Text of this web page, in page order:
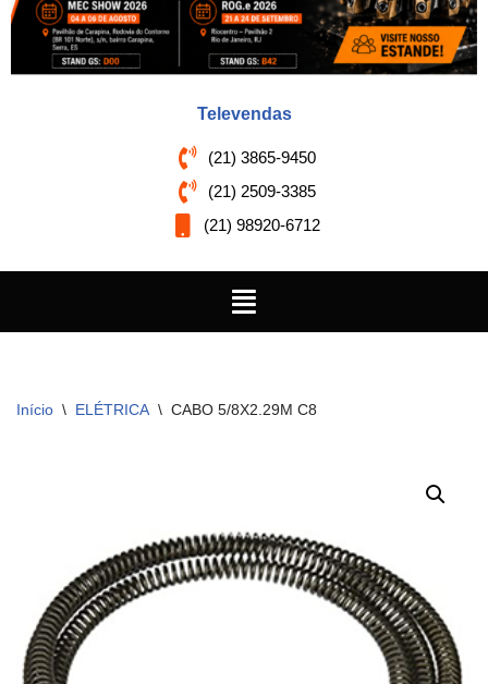
Televendas
(21) 3865-9450
(21) 2509-3385
(21) 98920-6712
Início \ ELÉTRICA \ CABO 5/8X2.29M C8